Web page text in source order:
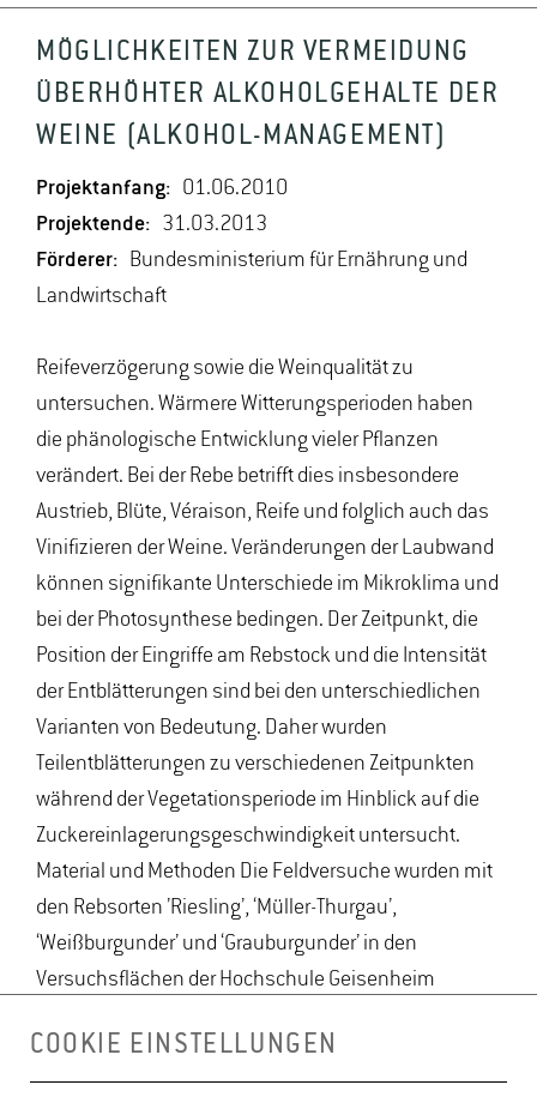
MÖGLICHKEITEN ZUR VERMEIDUNG
ÜBERHÖHTER ALKOHOLGEHALTE DER
WEINE (ALKOHOL-MANAGEMENT)
Projektanfang: 01.06.2010
Projektende: 31.03.2013
Förderer: Bundesministerium für Ernährung und
Landwirtschaft
Reifeverzögerung sowie die Weinqualität zu
untersuchen. Wärmere Witterungsperioden haben
die phänologische Entwicklung vieler Pflanzen
verändert. Bei der Rebe betrifft dies insbesondere
Austrieb, Blüte, Véraison, Reife und folglich auch das
Vinifizieren der Weine. Veränderungen der Laubwand
können signifikante Unterschiede im Mikroklima und
bei der Photosynthese bedingen. Der Zeitpunkt, die
Position der Eingriffe am Rebstock und die Intensität
der Entblätterungen sind bei den unterschiedlichen
Varianten von Bedeutung. Daher wurden
Teilentblätterungen zu verschiedenen Zeitpunkten
während der Vegetationsperiode im Hinblick auf die
Zuckereinlagerungsgeschwindigkeit untersucht.
Material und Methoden Die Feldversuche wurden mit
den Rebsorten ’Riesling’, ‘Müller-Thurgau’,
‘Weißburgunder’ und ‘Grauburgunder’ in den
Versuchsflächen der Hochschule Geisenheim
wurden unmittelbar nach der Blüte implementiert, die
unterschiedlichen Schattierungsnetze wurden für
COOKIE EINSTELLUNGEN